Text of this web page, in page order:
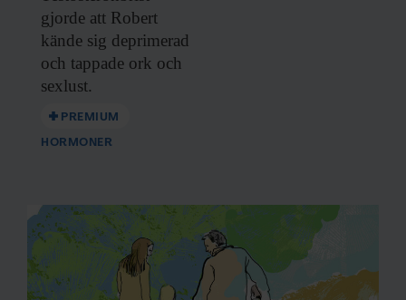
gjorde att Robert
kände sig deprimerad
och tappade ork och
sexlust.
PREMIUM
HORMONER